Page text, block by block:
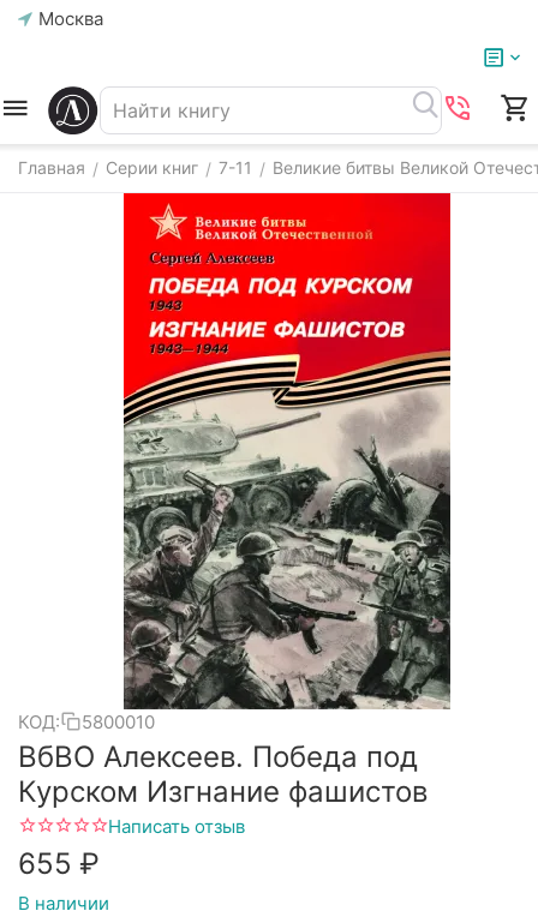
Москва
Главная / Серии книг / 7-11 / Великие битвы Великой
КОД: 5800010
ВбВО Алексеев. Победа под
Курском Изгнание фашистов
Написать отзыв
‍655‍ ₽
В наличии